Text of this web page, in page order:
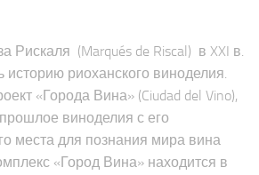
Рискаля (Marqués de Riscal) в XXI в.
историю риоханского виноделия.
«Города Вина» (Ciudad del Vino),
виноделия с его
места для познания мира вина
«Город Вина» находится в